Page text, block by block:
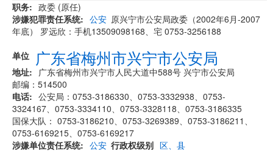
职务
政委 (原任)
涉嫌犯罪责任系统
公安 原兴宁市公安局政委（2002年6月-2007
年底） 罗远欣：手机13509098168、宅 0753-3256188
单位
广东省梅州市兴宁市公安局
地址
广东省梅州市兴宁市人民大道中588号 兴宁市公安局
邮编：514500
电话
公安局：0753-3186330、0753-3332938、0753-
3324167、0753-3334110、0753-3328118、0753-3186335
国保大队： 0753-3186210、0753-3269389、0753-3186211、
0753-6169215、0753-6169217
涉嫌单位责任系统
公安 行政权级别 区、县